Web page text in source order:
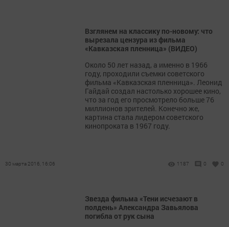
Взглянем на классику по-новому: что
вырезала цензура из фильма
«Кавказская пленница» (ВИДЕО)
Около 50 лет назад, а именно в 1966
году, проходили съемки советского
фильма «Кавказская пленница». Леонид
Гайдай создал настолько хорошее кино,
что за год его просмотрело больше 76
миллионов зрителей. Конечно же,
картина стала лидером советского
кинопроката в 1967 году.
30 марта 2016, 16:06 1187 0 0
Звезда фильма «Тени исчезают в
полдень» Александра Завьялова
погибла от рук сына